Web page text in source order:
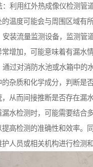
：利用红外热成像仪检测管
温度可能会与周围区域有所
安装流量监测设备，监测管
增加，可能意味着有漏水情
通过对消防水池或水箱中的
杂质和化学成分，判断是
从而间接推断是否存在漏水
水检测时，可能需要结合
高检测的准确性和效率。
人员或相关机构进行检测和